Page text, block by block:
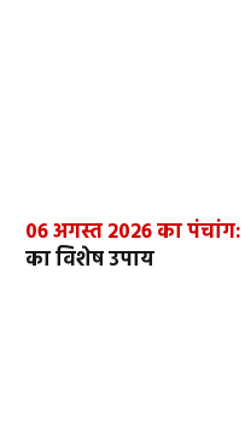
06 अगस्त 2026 का पंचांग:
का विशेष उपाय